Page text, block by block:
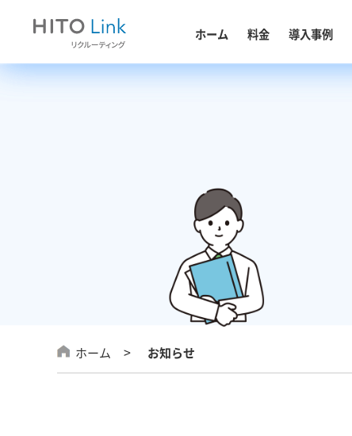
導入事例 お役立ち資料
ホーム 料金 導入事例
ホーム お知らせ